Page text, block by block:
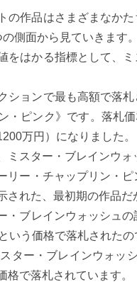
の作品はさまざまなか
側面から見ていきます。
をはかる指標として、
ションで最も高額で落
・ピンク》です。落札
万円）になりました。
ミスター・ブレインウ
リー・チャップリン・
された、最初期の作品だ
・ブレインウォッシュ
いう価格で落札されたの
ター・ブレインウォッ
格で落札されています。